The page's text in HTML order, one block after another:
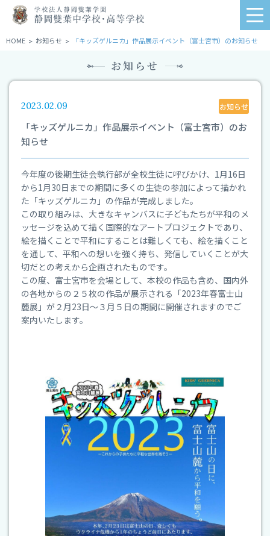
学
校
法
岡
校・
HOME > お知らせ > 「キッズゲルニカ」作品展示イベント（富士宮市）のお知らせ
お知らせ
2023.02.09 お知らせ
「キッズゲルニカ」作品展示イベント（富士宮市）のお
知らせ
今年度の後期生徒会執行部が全校生徒に呼びかけ、1月16日
から1月30日までの期間に多くの生徒の参加によって描かれ
た「キッズゲルニカ」の作品が完成しました。
この取り組みは、大きなキャンバスに子どもたちが平和のメ
ッセージを込めて描く国際的なアートプロジェクトであり、
絵を描くことで平和にすることは難しくても、絵を描くこと
を通して、平和への想いを強く持ち、発信していくことが大
切だとの考えから企画されたものです。
この度、富士宮市を会場として、本校の作品も含め、国内外
の各地からの２５枚の作品が展示される「2023年春富士山
麓展」が２月23日～３月５日の期間に開催されますのでご
案内いたします。